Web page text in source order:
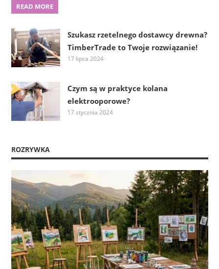
READ MORE
Szukasz rzetelnego dostawcy drewna?
TimberTrade to Twoje rozwiązanie!
17 lipca 2024
Czym są w praktyce kolana
elektrooporowe?
17 stycznia 2024
ROZRYWKA